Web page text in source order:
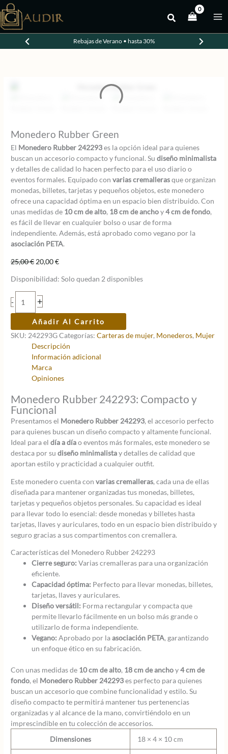
al
contenido
Rebajas de Verano • hasta 30%
-20%
Monedero Rubber Green
El Monedero Rubber 242293es la opción ideal para quienes
buscan un accesorio compacto y funcional. Sudiseño minimalista
y detalles de calidad lo hacen perfecto para el uso diario o
eventos formales. Equipado convarias cremallerasque organizan
monedas, billetes, tarjetas y pequeños objetos, este monedero
ofrece una capacidad óptima en un espacio bien distribuido. Con
unas medidas de 10 cm de alto, 18 cm de anchoy4 cm de fondo,
es fácil de llevar en cualquier bolso o usar de forma
independiente. Además, está aprobado como vegano por la
asociación PETA.
25,00€ El
original
era:
25,00 €.
20,00€El
actual
Disponibilidad: Solo quedan 2 disponibles
-
Monedero
Rubber
Green
cantidad
+
Añadir Al Carrito
SKU:242293GCategorías:Carteras de mujer, Monederos, Mujer
Descripción
Información adicional
Marca
Opiniones
Monedero Rubber 242293: Compacto y
Funcional
Presentamos el Monedero Rubber 242293, el accesorio perfecto
para quienes buscan un diseño compacto y altamente funcional.
Ideal para eldía a díao eventos más formales, este monedero se
destaca por sudiseño minimalistay detalles de calidad que
aportan estilo y practicidad a cualquier outfit.
Este monedero cuenta convarias cremalleras, cada una de ellas
diseñada para mantener organizadas tus monedas, billetes,
tarjetas y pequeños objetos personales. Su capacidad es ideal
para llevar todo lo esencial: desde monedas y billetes hasta
tarjetas, llaves y auriculares, todo en un espacio bien distribuido y
seguro gracias a sus compartimentos con cremallera.
Características del Monedero Rubber 242293
Cierre seguro: Varias cremalleras para una organización
eficiente.
Capacidad óptima: Perfecto para llevar monedas, billetes,
tarjetas, llaves y auriculares.
Diseño versátil: Forma rectangular y compacta que
permite llevarlo fácilmente en un bolso más grande o
utilizarlo de forma independiente.
Vegano: Aprobado por laasociación PETA, garantizando
un enfoque ético en su fabricación.
Con unas medidas de 10 cm de alto, 18 cm de anchoy4 cm de
fondo, el Monedero Rubber 242293es perfecto para quienes
buscan un accesorio que combine funcionalidad y estilo. Su
diseño compacto te permitirá mantener tus pertenencias
organizadas y al alcance de la mano, convirtiéndolo en un
imprescindible en tu colección de accesorios.
Dimensiones
18 × 4 × 10 cm